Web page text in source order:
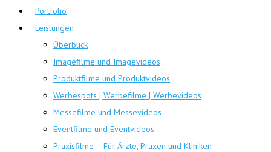
Portfolio
Leistungen
Überblick
Imagefilme und Imagevideos
Produktfilme und Produktvideos
Werbespots | Werbefilme | Werbevideos
Messefilme und Messevideos
Eventfilme und Eventvideos
Praxisfilme – Für Ärzte, Praxen und Kliniken